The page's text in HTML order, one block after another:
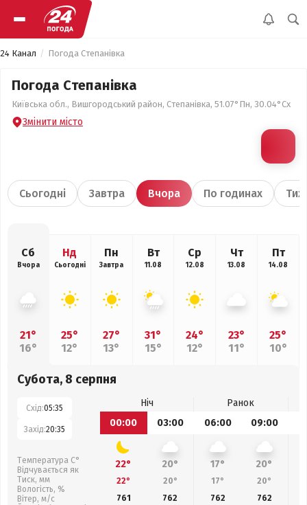
24 Канал Погода Степанівка
Погода Степанівка
Київська обл., Вишгородський район, Степанівка, 51.07°Пн, 30.04°Сх
Змінити місто
Сьогодні Завтра Вчора По годинах
Сб
Вчора
21°
16°
Нд
Сьогодні
25°
12°
Пн
Завтра
27°
13°
Вт
11.08
31°
15°
Ср
12.08
24°
12°
Чт
13.08
23°
11°
Пт
14.08
25°
10°
Субота, 8 серпня
Схід:05:35
Захід:20:35
Температура С°
Відчувається як
Тиск, мм
Вологість, %
Вітер, м/с
Ніч
Ранок
00:00
03:00 06:00 09:00
22° 20° 17° 20°
22° 20° 17° 20°
761
762 762 762